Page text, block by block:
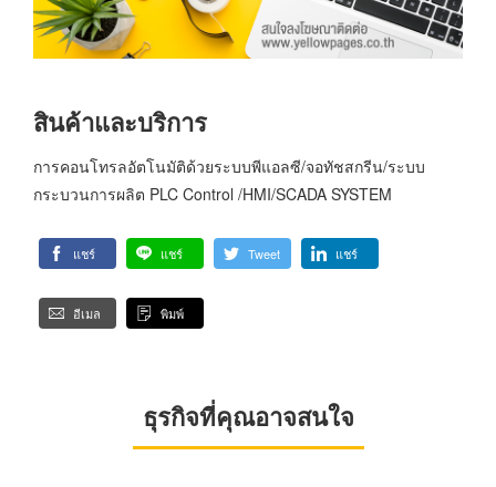
สินค้าและบริการ
การคอนโทรลอัตโนมัติด้วยระบบพีแอลซี/จอทัชสกรีน/ระบบ
กระบวนการผลิต PLC Control /HMI/SCADA SYSTEM
แชร์ แชร์ Tweet แชร์
อีเมล พิมพ์
ธุรกิจที่คุณอาจสนใจ